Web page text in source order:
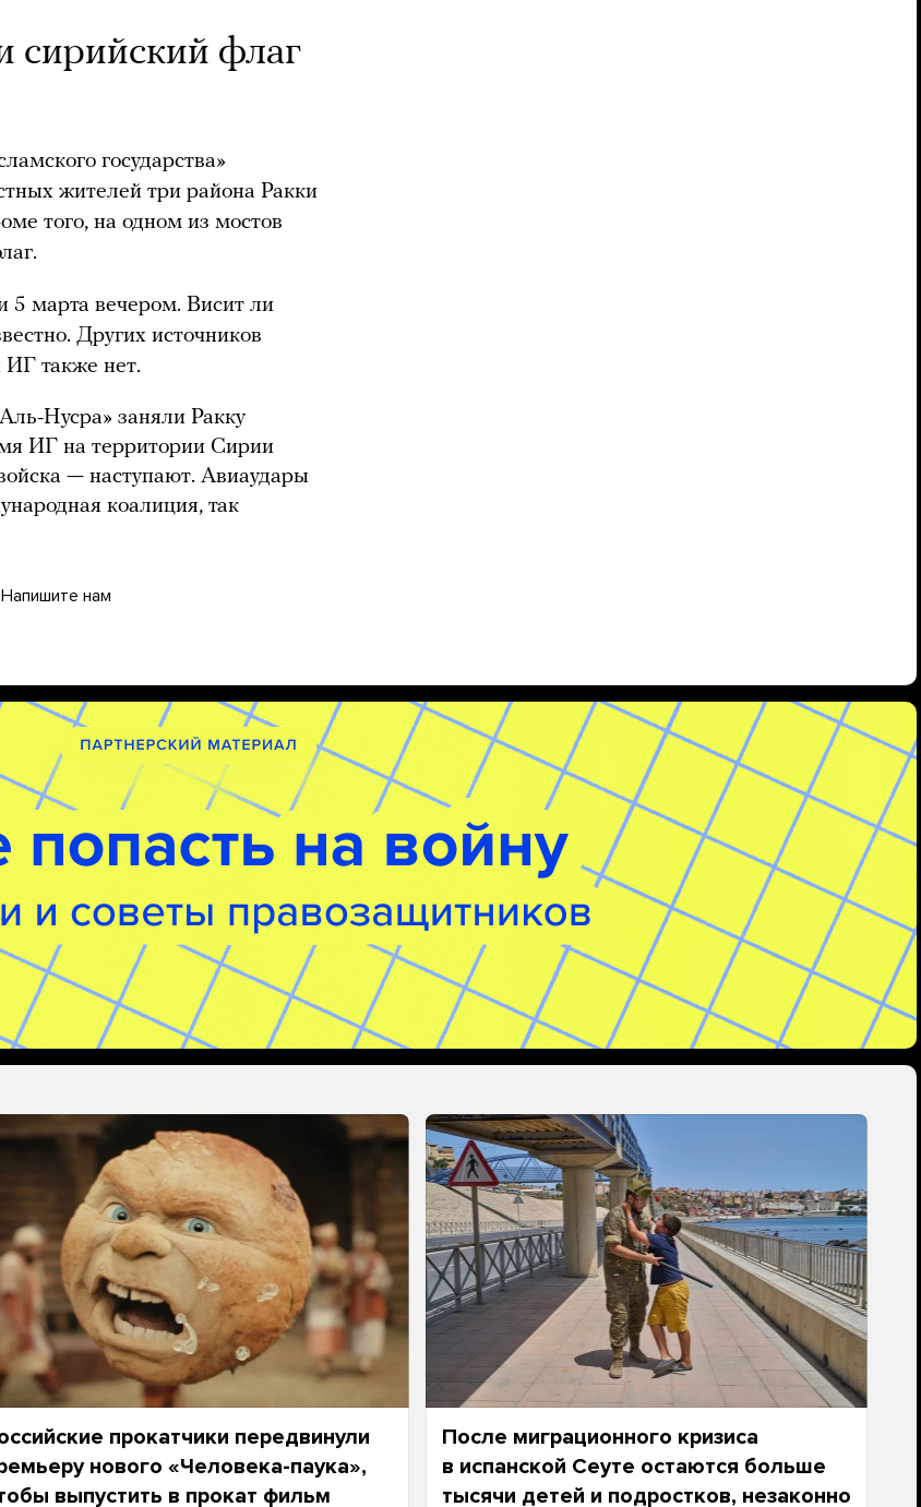
сирийский флаг
государства»
жителей три района Ракки
того, на одном из мостов
5 марта вечером. Висит ли
Других источников
также нет.
Нусра» заняли Ракку
ИГ на территории Сирии
— наступают. Авиаудары
коалиция, так
Напишите нам
прокатчики передвинули
нового «Человека-паука»,
выпустить в прокат фильм
После миграционного кризиса
в испанской Сеуте остаются больше
тысячи детей и подростков, незаконно